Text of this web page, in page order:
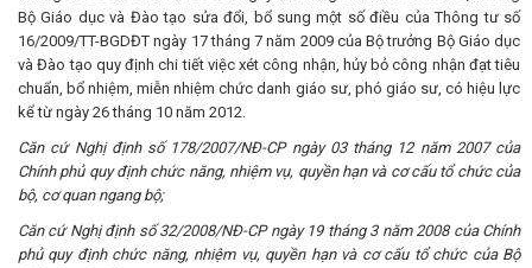
Bộ Giáo dục và Đào tạo sửa đổi, bổ sung một số điều của Thông tư số
16/2009/TT-BGDĐT ngày 17 tháng 7 năm 2009 của Bộ trưởng Bộ Giáo dục
và Đào tạo quy định chi tiết việc xét công nhận, hủy bỏ công nhận đạt tiêu
chuẩn, bổ nhiệm, miễn nhiệm chức danh giáo sư, phó giáo sư, có hiệu lực
kể từ ngày 26 tháng 10 năm 2012.
Căn cứ Nghị định số 178/2007/NĐ-CP ngày 03 tháng 12 năm 2007 của
Chính phủ quy định chức năng, nhiệm vụ, quyền hạn và cơ cấu tổ chức của
bộ, cơ quan ngang bộ;
Căn cứ Nghị định số 32/2008/NĐ-CP ngày 19 tháng 3 năm 2008 của Chính
phủ quy định chức năng, nhiệm vụ, quyền hạn và cơ cấu tổ chức của Bộ